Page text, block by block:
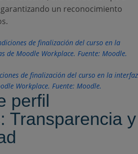
un reconocimiento
de finalización del curso en la interfaz
Workplace. Fuente: Moodle.
perfil
Transparencia y